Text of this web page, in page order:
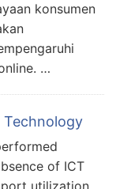
konsumen
…
of ICT